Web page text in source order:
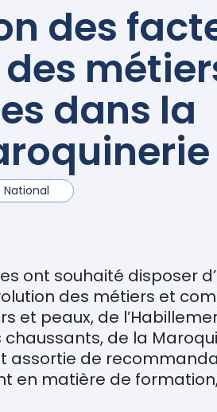
des
dans la
National
ont souhaité disposer
des métiers et
et peaux, de
de la
assortie de
en matière de